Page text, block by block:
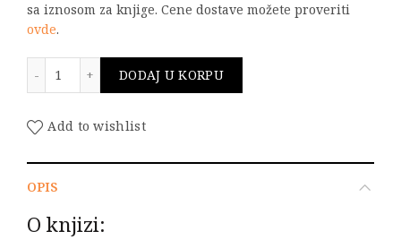
sa iznosom za knjige. Cene dostave možete proveriti
ovde.
DODAJ U KORPU
Add to wishlist
OPIS
O knjizi: